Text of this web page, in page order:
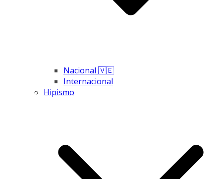
Nacional 🇻🇪
Internacional
Hipismo